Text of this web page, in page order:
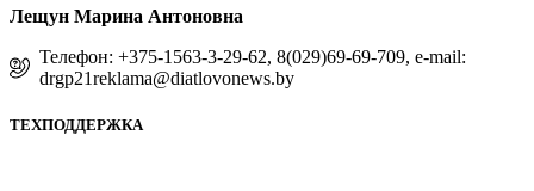
Лещун Марина Антоновна
Телефон: +375-1563-3-29-62, 8(029)69-69-709, e-mail:
drgp21reklama@diatlovonews.by
ТЕХПОДДЕРЖКА